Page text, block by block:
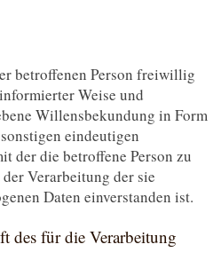
betroffenen Person freiwillig
Weise und
Willensbekundung in Form
eindeutigen
der die betroffene Person zu
Verarbeitung der sie
Daten einverstanden ist.
des für die Verarbeitung